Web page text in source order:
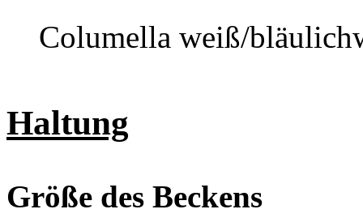
Columella weiß/
Haltung
Größe des Beckens